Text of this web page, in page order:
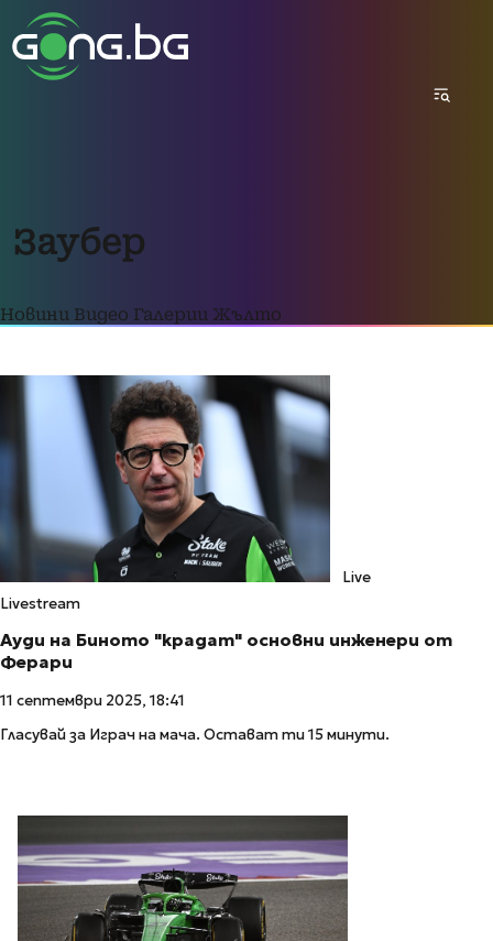
Заубер
Новини Видео Галерии Жълто
Live
Livestream
Ауди на Биното "крадат" основни инженери от
Ферари
11 септември 2025, 18:41
Гласувай за Играч на мача. Остават ти 15 минути.